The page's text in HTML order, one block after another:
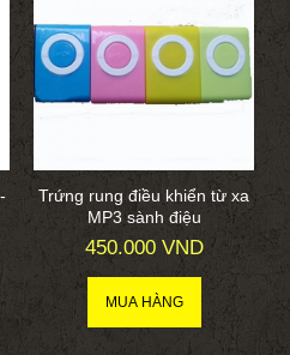
Trứng rung điều khiển từ xa
MP3 sành điệu
450.000 VND